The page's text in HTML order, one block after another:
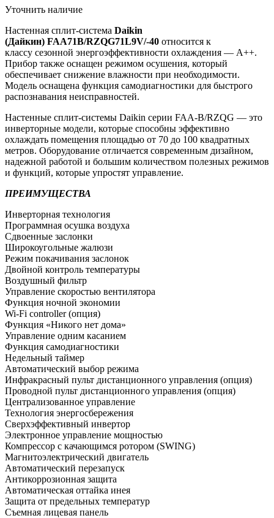
Уточнить наличие
Настенная сплит-система Daikin
(Дайкин) FAA71B/RZQG71L9V/-40 относится к
классу сезонной энергоэффективности охлаждения — А++.
Прибор также оснащен режимом осушения, который
обеспечивает снижение влажности при необходимости.
Модель оснащена функция самодиагностики для быстрого
распознавания неисправностей.
Настенные сплит-системы Daikin серии FAA-B/RZQG — это
инверторные модели, которые способны эффективно
охлаждать помещения площадью от 70 до 100 квадратных
метров. Оборудование отличается современным дизайном,
надежной работой и большим количеством полезных режимов
и функций, которые упростят управление.
ПРЕИМУЩЕСТВА
Инверторная технология
Программная осушка воздуха
Сдвоенные заслонки
Широкоугольные жалюзи
Режим покачивания заслонок
Двойной контроль температуры
Воздушный фильтр
Управление скоростью вентилятора
Функция ночной экономии
Wi-Fi controller (опция)
Функция «Никого нет дома»
Управление одним касанием
Функция самодиагностики
Недельный таймер
Автоматический выбор режима
Инфракрасный пульт дистанционного управления (опция)
Проводной пульт дистанционного управления (опция)
Централизованное управление
Технология энергосбережения
Сверхэффективный инвертор
Электронное управление мощностью
Компрессор с качающимся ротором (SWING)
Магнитоэлектрический двигатель
Автоматический перезапуск
Антикоррозионная защита
Автоматическая оттайка инея
Защита от предельных температур
Съемная лицевая панель